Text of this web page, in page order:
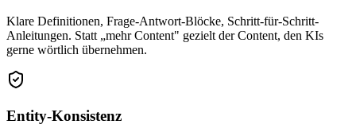
Klare Definitionen, Frage-Antwort-Blöcke, Schritt-für-Schritt-
Anleitungen. Statt „mehr Content" gezielt der Content, den KIs
gerne wörtlich übernehmen.
Entity-Konsistenz